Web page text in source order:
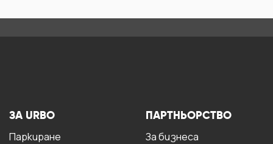
ЗА URBO
Паркиране
ПАРТНЬОРСТВО
За бизнесa